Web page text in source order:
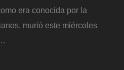
era conocida por la
murió este miércoles